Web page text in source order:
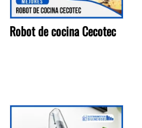
Robot de cocina Cecotec